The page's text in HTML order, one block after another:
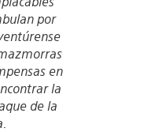
por
en
la
de la